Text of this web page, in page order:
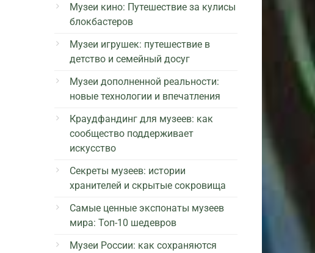
Музеи кино: Путешествие за кулисы
блокбастеров
Музеи игрушек: путешествие в
детство и семейный досуг
Музеи дополненной реальности:
новые технологии и впечатления
Краудфандинг для музеев: как
сообщество поддерживает
искусство
Секреты музеев: истории
хранителей и скрытые сокровища
Самые ценные экспонаты музеев
мира: Топ-10 шедевров
Музеи России: как сохраняются